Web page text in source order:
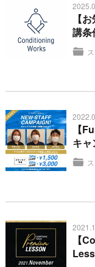
【
講条
【
キ
【